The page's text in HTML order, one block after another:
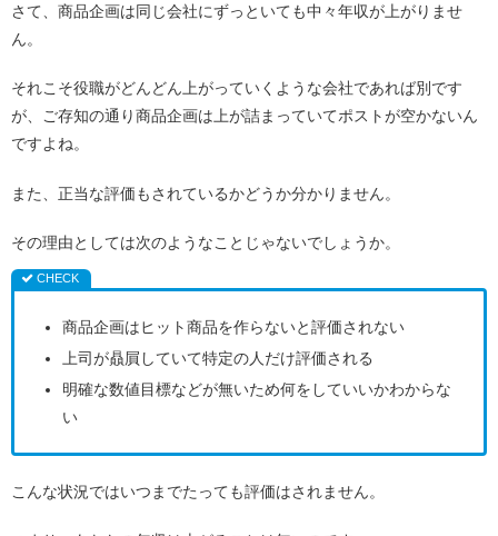
さて、商品企画は同じ会社にずっといても中々年収が上がりませ
ん。
それこそ役職がどんどん上がっていくような会社であれば別です
が、ご存知の通り商品企画は上が詰まっていてポストが空かないん
ですよね。
また、正当な評価もされているかどうか分かりません。
その理由としては次のようなことじゃないでしょうか。
商品企画はヒット商品を作らないと評価されない
上司が贔屓していて特定の人だけ評価される
明確な数値目標などが無いため何をしていいかわからな
い
こんな状況ではいつまでたっても評価はされません。